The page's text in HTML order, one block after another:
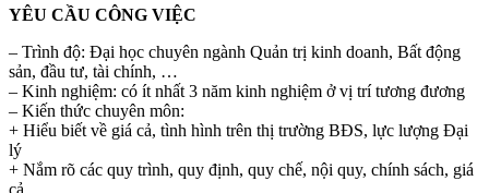
YÊU CẦU CÔNG VIỆC
– Trình độ: Đại học chuyên ngành Quản trị kinh doanh, Bất động
sản, đầu tư, tài chính, …
– Kinh nghiệm: có ít nhất 3 năm kinh nghiệm ở vị trí tương đương
– Kiến thức chuyên môn:
+ Hiểu biết về giá cả, tình hình trên thị trường BĐS, lực lượng Đại
lý
+ Nắm rõ các quy trình, quy định, quy chế, nội quy, chính sách, giá
cả